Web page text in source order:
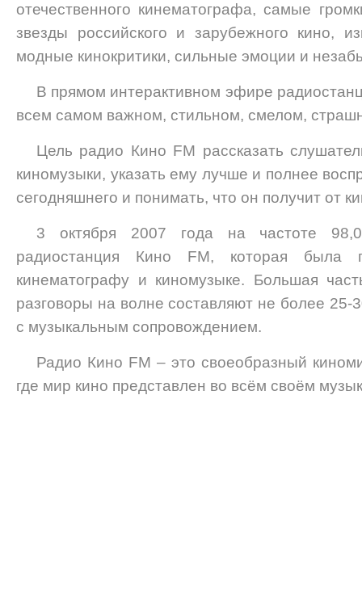
отечественного кинематографа, самые
звезды российского и зарубежного кино,
модные кинокритики, сильные эмоции и
В прямом интерактивном эфире
всем самом важном, стильном, смелом,
Цель радио Кино FM рассказать
киномузыки, указать ему лучше и полнее
сегодняшнего и понимать, что он получит от
3 октября 2007 года на частоте
радиостанция Кино FM, которая была
кинематографу и киномузыке. Большая
разговоры на волне составляют не более 25-
с музыкальным сопровождением.
Радио Кино FM – это своеобразный
где мир кино представлен во всём своём